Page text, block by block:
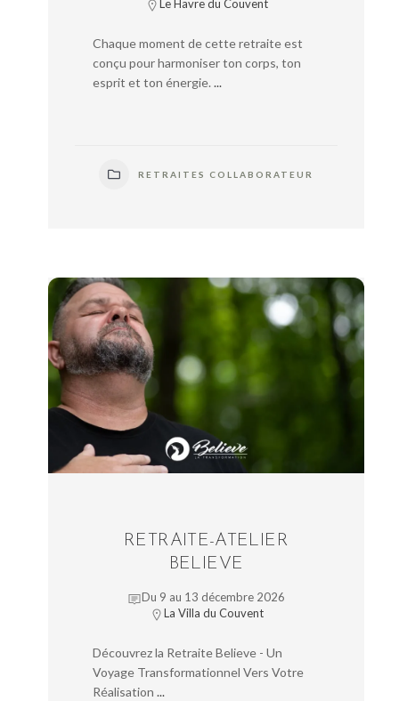
Le Havre du Couvent
Chaque moment de cette retraite est
conçu pour harmoniser ton corps, ton
esprit et ton énergie. ...
RETRAITES COLLABORATEUR
RETRAITE-ATELIER
BELIEVE
Du 9 au 13 décembre 2026
La Villa du Couvent
Découvrez la Retraite Believe - Un
Voyage Transformationnel Vers Votre
Réalisation ...